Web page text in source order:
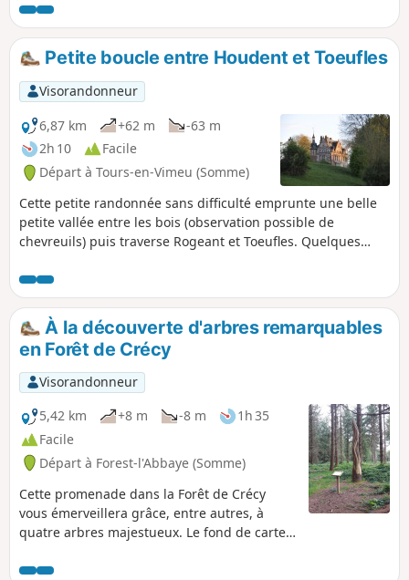
Petite boucle entre Houdent et Toeufles
Visorandonneur
6,87 km
+62 m
-63 m
2h 10
Facile
Départ à Tours-en-Vimeu (Somme)
Cette petite randonnée sans difficulté emprunte une belle
petite vallée entre les bois (observation possible de
chevreuils) puis traverse Rogeant et Toeufles. Quelques
Rogeant et de Toeufles sont à remarquer. La remontée sur
le plateau permet un beau point de vue sur la vallée de la
Trie, avant le retour vers Houdent.
À la découverte d'arbres remarquables
en Forêt de Crécy
Visorandonneur
5,42 km
+8 m -8 m
1h 35
Facile
Départ à Forest-l'Abbaye (Somme)
Cette promenade dans la Forêt de Crécy
vous émerveillera grâce, entre autres, à
quatre arbres majestueux. Le fond de carte
le parcours.